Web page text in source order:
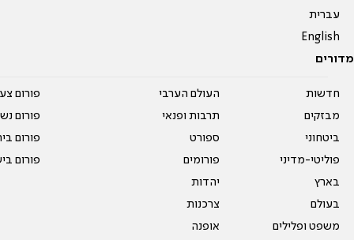
עברית
English
מדורים
חדשות
מבזקים
ביטחוני
פוליטי-מדיני
בארץ
בעולם
משפט ופלילים
העולם הערבי
תרבות ופנאי
ספורט
פורומים
יהדות
צרכנות
אופנה
פורום
פורום
פורום
פורום